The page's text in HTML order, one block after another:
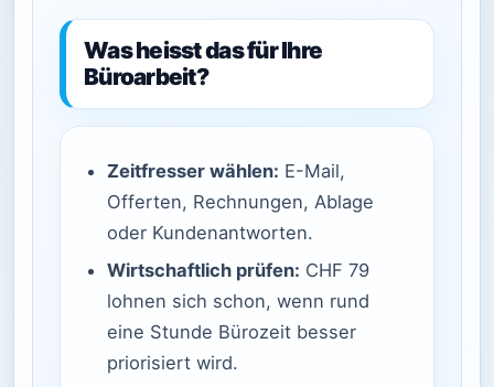
Was heisst das für Ihre
Büroarbeit?
Zeitfresser wählen: E-Mail,
Offerten, Rechnungen, Ablage
oder Kundenantworten.
Wirtschaftlich prüfen: CHF 79
lohnen sich schon, wenn rund
eine Stunde Bürozeit besser
priorisiert wird.